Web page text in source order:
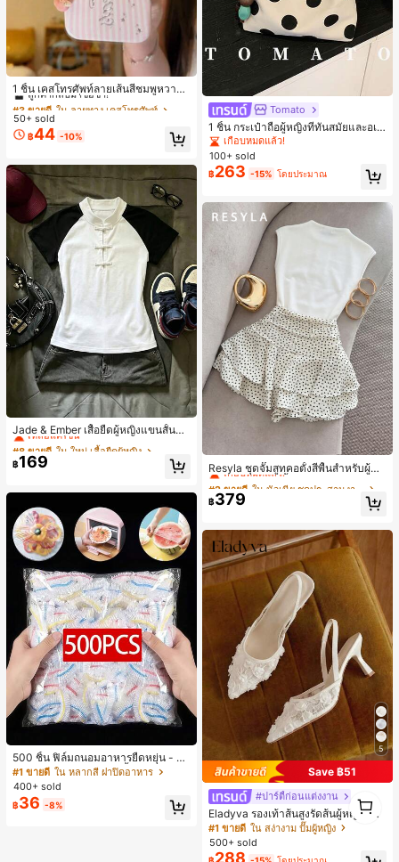
1 ชิ้น เคสโทรศัพท์ลายเส้นสีชมพูหวาน
พิมพ์ตัวอักษรเลื่อม กันกระแทก กลิตเตอ
ร์ สำหรับ IPhone 17 Pro Max, 17 Pro,
16 Pro Max, 16 Pro, 15 Pro, 18 Pro, 1
8 Pro Max ตกแต่งหัวใจสไตล์สวยงาม
#3 ขายดี ใน ลายทาง เคสโทรศัพท์
ลูกค้ากลับมาซื้อซ้ำ!
#3 ขายดี ใน ลายทาง เคสโทรศัพท์
ลูกค้ากลับมาซื้อซ้ำ!
#3 ขายดี ใน ลายทาง เคสโทรศัพท์
ลูกค้ากลับมาซื้อซ้ำ!
#3 ขายดี
ใน ลายทาง เคสโทรศัพท์
50+ sold
฿44 -10%
Jade & Ember เสื้อยืดผู้หญิงแขนสั้นสีตั
ดกันแบบแร็กแลน ดีไซน์กระดุมกบ สำห
รับฤดูร้อน
#8 ขายดี ใน ใหม่ เสื้อยืดผู้หญิง
เหลือแค่1ชิ้น
#8 ขายดี ใน ใหม่ เสื้อยืดผู้หญิง
เหลือแค่1ชิ้น
#8 ขายดี ใน ใหม่ เสื้อยืดผู้หญิง
เหลือแค่1ชิ้น
เหลือแค่1ชิ้น
฿169
500 ชิ้น ฟิล์มถนอมอาหารยืดหยุ่น - ฝา
ครอบจานใสยืดหยุ่น, ใช้ซ้ำได้, หลากห
ลายฟังก์ชัน, ไม่มีกลิ่น, ป้องกันฝุ่น เหมา
ะสำหรับบ้าน, ร้านอาหาร, ปิกนิก - เหม
าะกับขนาดจานทุกขนาด, สิ่งจำเป็นสำ
#1 ขายดี ใน หลากสี ฝาปิดอาหาร
400+ sold
฿36 -8%
Tomato
1 ชิ้น กระเป๋าถือผู้หญิงที่ทันสมัยและอเน
กประสงค์, กระเป๋าสะพายข้างรูปพระจัน
ทร์เสี้ยวที่น่ารัก, สายสะพายปรับได้, ไม่ร
วมจี้, เหมาะสำหรับผู้หญิงวัยรุ่น - การเ
ดินทาง, การช้อปปิ้ง, ห้องเรียน, การเด
ท, ของขวัญสำหรับผู้หญิง, สำนักงาน, ก
ารทำงาน, สำนักงาน, ธุรกิจ
เกือบหมดแล้ว!
100+ sold
฿263 -15% โดยประมาณ
Resyla ชุดจั๊มสูทคอตั้งสีพื้นสำหรับผู้ห
ญิงและกระโปรงสั้นชายระบายลายจุด 2
ชิ้น
ใน นัวเนีย ชุดประสานงานสตรี
เกือบหมดแล้ว!
#2 ขายดี
เกือบหมดแล้ว!
#2 ขายดี
เกือบหมดแล้ว!
เกือบหมดแล้ว!
฿379
5
Save ฿51
#ปาร์ตี้ก่อนแต่งงาน
Eladyva รองเท้าส้นสูงรัดส้นผู้หญิงมีดอ
กไม้ประดับตาข่ายเสริมและสามารถสว
มได้สองแบบ ส้นสูง 7 ซม. รูปแบบโรมัน
หรูหรา ส้นเข็ม ลุคเทพนิยาย
#1 ขายดี ใน สง่างาม ปั๊มผู้หญิง
500+ sold